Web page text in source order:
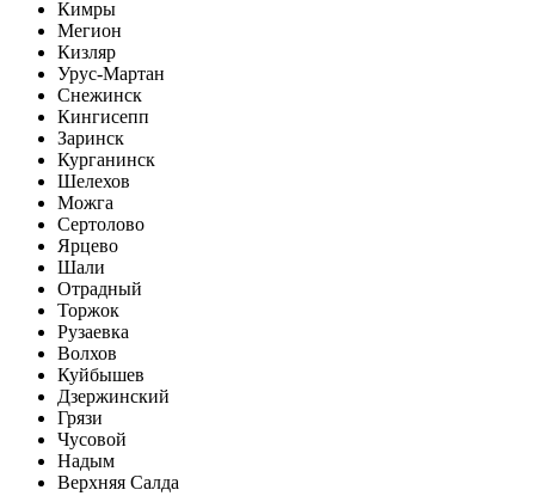
Кимры
Мегион
Кизляр
Урус-Мартан
Снежинск
Кингисепп
Заринск
Курганинск
Шелехов
Можга
Сертолово
Ярцево
Шали
Отрадный
Торжок
Рузаевка
Волхов
Куйбышев
Дзержинский
Грязи
Чусовой
Надым
Верхняя Салда